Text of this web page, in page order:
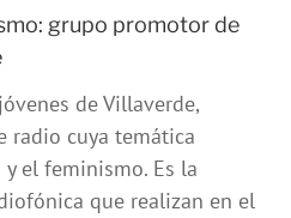
grupo promotor de
de Villaverde,
radio cuya temática
el feminismo. Es la
que realizan en el